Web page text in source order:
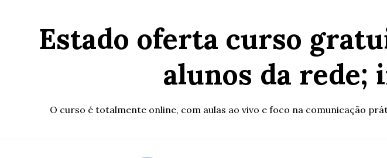
Estado oferta curso
alunos da rede;
O curso é totalmente online, com aulas ao vivo e foco na comunicação